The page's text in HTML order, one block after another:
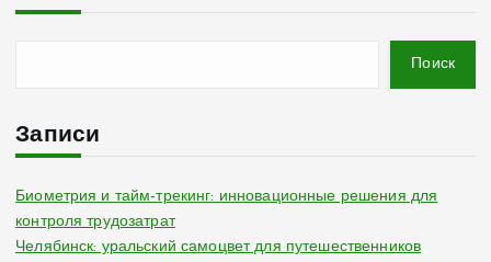
н
а
Поиск
Записи
Биометрия и тайм-трекинг: инновационные решения для
контроля трудозатрат
Челябинск: уральский самоцвет для путешественников